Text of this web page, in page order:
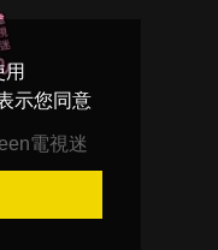
示您同意
電視迷